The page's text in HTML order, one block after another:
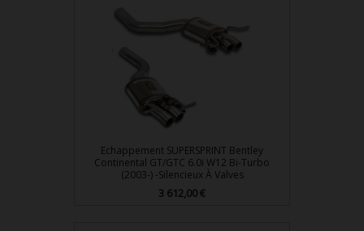
Echappement SUPERSPRINT Bentley
Continental GT/GTC 6.0i W12 Bi-Turbo
(2003-) -Silencieux À Valves
Prix
3 612,00 €